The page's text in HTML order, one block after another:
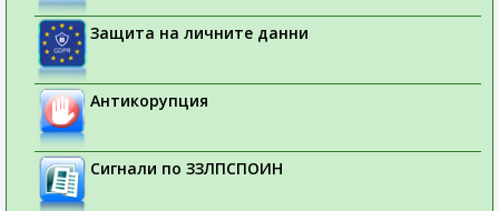
Защита на личните данни
Антикорупция
Сигнали по ЗЗЛПСПОИН